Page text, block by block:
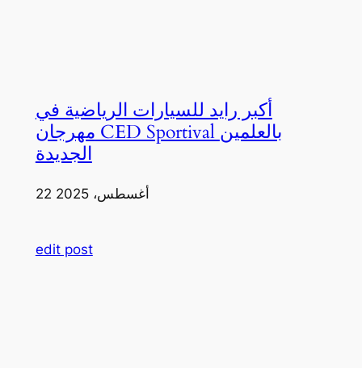
أكبر رايد للسيارات الرياضية في
مهرجان CED Sportival بالعلمين
الجديدة
22 أغسطس، 2025
edit post